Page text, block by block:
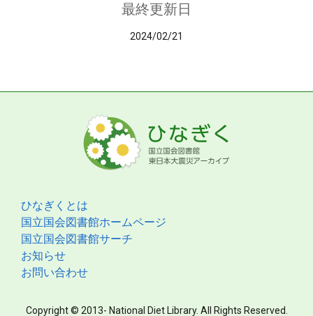
最終更新日
2024/02/21
ひなぎくとは
国立国会図書館ホームページ
国立国会図書館サーチ
お知らせ
お問い合わせ
Copyright © 2013- National Diet Library. All Rights Reserved.